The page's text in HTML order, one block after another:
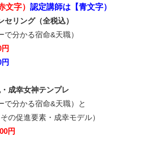
字） 認定講師は【青文字）
リング（全税込）
で分かる宿命&天職）
成幸女神テンプレ
で分かる宿命&天職）と
の促進要素・成幸モデル）
円